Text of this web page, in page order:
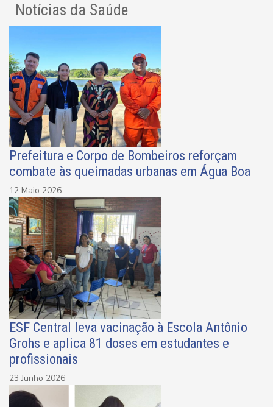
Notícias da Saúde
Prefeitura e Corpo de Bombeiros reforçam
combate às queimadas urbanas em Água Boa
12 Maio 2026
ESF Central leva vacinação à Escola Antônio
Grohs e aplica 81 doses em estudantes e
profissionais
23 Junho 2026